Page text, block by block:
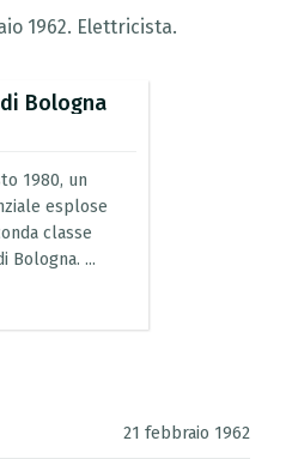
1962. Elettricista.
di Bologna
1980, un
esplose
classe
Bologna. ...
21 febbraio 1962